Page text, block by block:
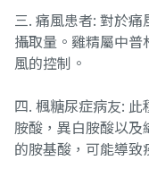
三. 痛風患者: 對於
攝取量。雞精屬中
風的控制。
四. 楓糖尿症病友:
胺酸，異白胺酸以
的胺基酸，可能導致